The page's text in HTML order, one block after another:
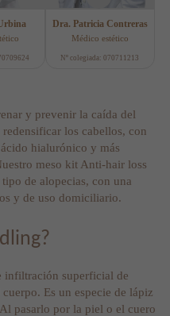
Dra. Patricia Contreras
Médico estético
Nº colegiada: 070711213
y prevenir la caída del
los cabellos, con
hialurónico y más
meso kit Anti-hair loss
de alopecias, con una
y de uso domiciliario.
infiltración superficial de
Es un especie de lápiz
pasarlo por la piel o el cuero